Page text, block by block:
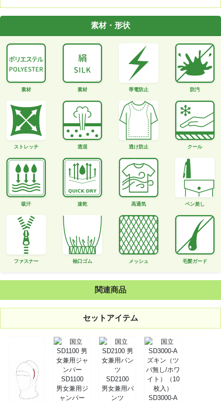
素材・形状
素材 素材 帯電防止 防汚
ストレッチ 透湿 透け防止 クール
吸汗 速乾 高通気 ペン差し
ファスナー 袖口ゴム メッシュ 毛髪ガード
関連商品
セットアイテム
SD1100
男女兼用ジ
ャンパー
SD2100
男女兼用パ
ンツ
SD3000-A